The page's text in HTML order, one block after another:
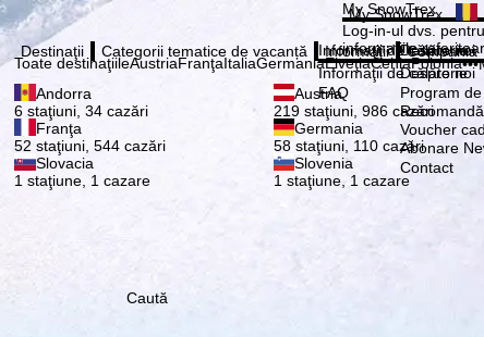
Abonează
My SnowTrex
My SnowTrex
Log-in-ul dvs.
informaţiile
Vă
Destinaţii
Toate destinaţiileAustriaFranţaItaliaGermaniaElveţiaCehiaPolonia•••
Andorra
6 staţiuni, 34 cazări
Austria
219 staţiuni, 986 cazări
Franţa
52 staţiuni, 544 cazări
Germania
58 staţiuni, 110 cazări
Slovacia
1 staţiune, 1 cazare
Slovenia
1 staţiune, 1 cazare
Categorii tematice de vacanță Informaţii
Informaţii de călătorie
Informaţii de călătorie
FAQ
Compania
Despre noi
Despre noi
Program
Voucher
Abonare
Contact
Caută